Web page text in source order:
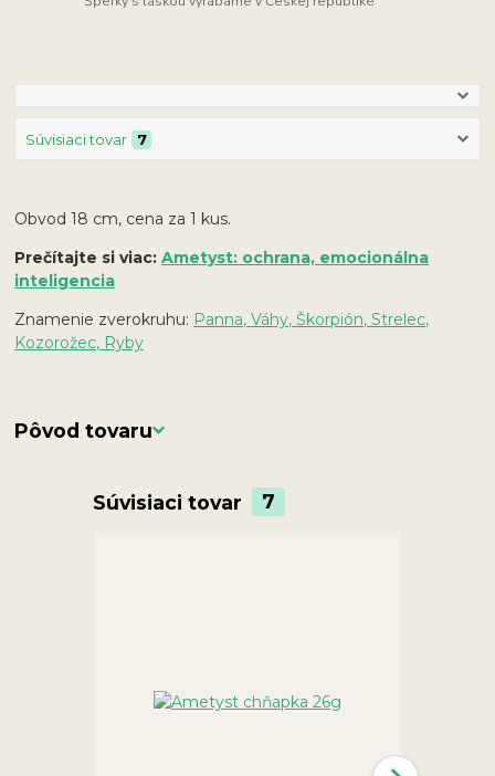
Súvisiaci tovar 7
Obvod 18 cm, cena za 1 kus.
Prečítajte si viac:Ametyst: ochrana, emocionálna
inteligencia
Znamenie zverokruhu: Panna, Váhy, Škorpión, Strelec,
Kozorožec, Ryby
Pôvod tovaru
Súvisiaci tovar 7